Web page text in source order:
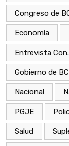
Congreso de
Economía
Entrevista
Gobierno de
Nacional
PGJE
Salud